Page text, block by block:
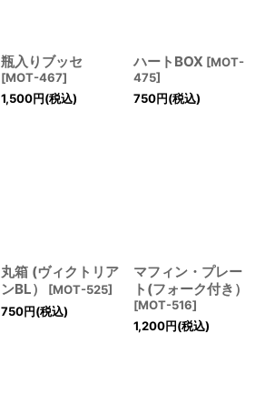
瓶入りブッセ
[MOT-467]
1,500円(税込)
ハートBOX [MOT-
475]
750円(税込)
丸箱 (ヴィクトリア
ンBL）
[MOT-525]
750円(税込)
マフィン・プレー
ト(フォーク付き）
[MOT-516]
1,200円(税込)